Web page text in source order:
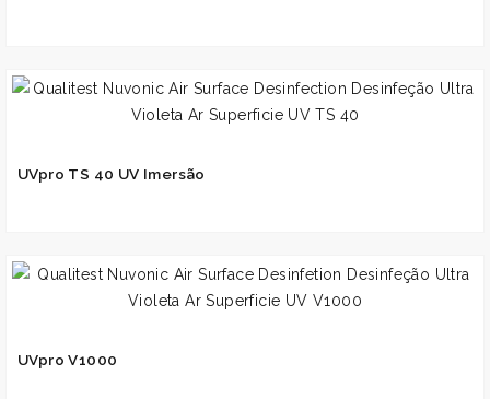
UVpro TS 40 UV Imersão
UVpro V1000